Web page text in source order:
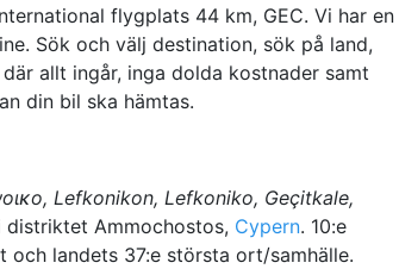
flygplats 44 km, GEC. Vi har en
Sök och välj destination, sök på land,
allt ingår, inga dolda kostnader samt
din bil ska hämtas.
Lefkonikon, Lefkoniko, Geçitkale,
distriktet Ammochostos, Cypern. 10:e
landets 37:e största ort/samhälle.